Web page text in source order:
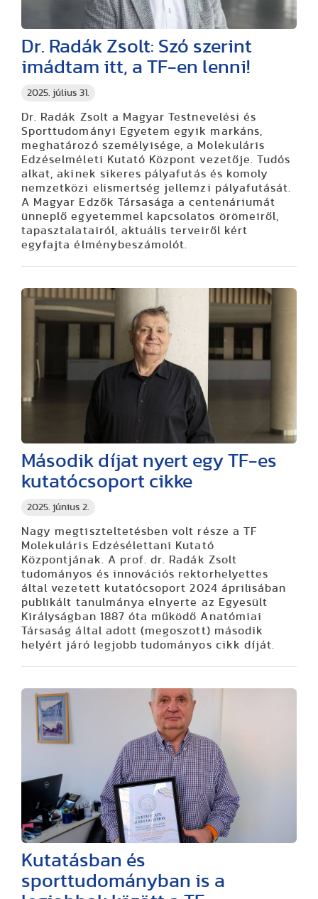
2025. július 31.
Dr. Radák Zsolt: Szó szerint
imádtam itt, a TF-en lenni!
Dr. Radák Zsolt a Magyar Testnevelési és
Sporttudományi Egyetem egyik markáns,
meghatározó személyisége, a Molekuláris
Edzéselméleti Kutató Központ vezetője. Tudós
alkat, akinek sikeres pályafutás és komoly
nemzetközi elismertség jellemzi pályafutását.
A Magyar Edzők Társasága a centenáriumát
ünneplő egyetemmel kapcsolatos örömeiről,
tapasztalatairól, aktuális terveiről kért
egyfajta élménybeszámolót.
2025. június 2.
Második díjat nyert egy TF-es
kutatócsoport cikke
Nagy megtiszteltetésben volt része a TF
Molekuláris Edzésélettani Kutató
Központjának. A prof. dr. Radák Zsolt
tudományos és innovációs rektorhelyettes
által vezetett kutatócsoport 2024 áprilisában
publikált tanulmánya elnyerte az Egyesült
Királyságban 1887 óta működő Anatómiai
Társaság által adott (megoszott) második
helyért járó legjobb tudományos cikk díját.
Kutatásban és
sporttudományban is a